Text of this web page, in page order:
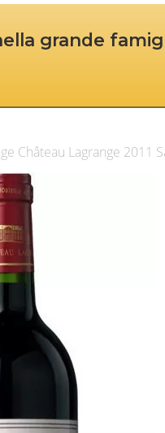
grande
Château Lagrange 2011